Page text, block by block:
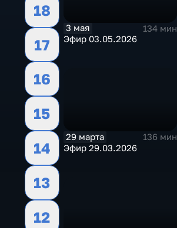
18
17
16
15
14
13
12
3 мая
134 мин
Эфир 03.05.2026
29 марта
136 мин
Эфир 29.03.2026